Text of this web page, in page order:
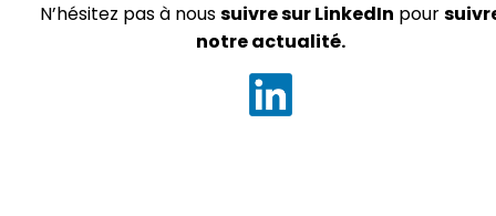
N’hésitez pas à noussuivre sur LinkedIn pour
notre actualité.